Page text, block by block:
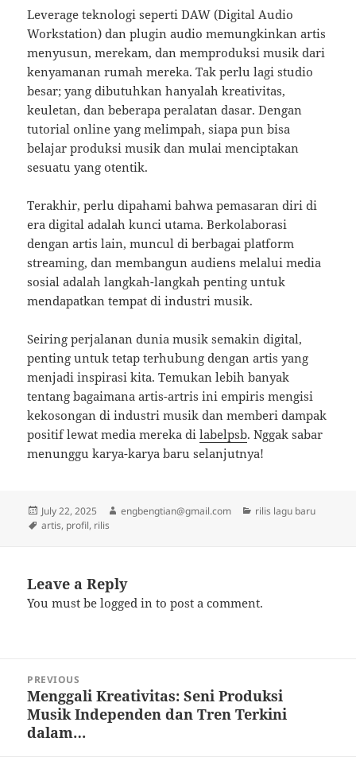
Leverage teknologi seperti DAW (Digital Audio
Workstation) dan plugin audio memungkinkan artis
menyusun, merekam, dan memproduksi musik dari
kenyamanan rumah mereka. Tak perlu lagi studio
besar; yang dibutuhkan hanyalah kreativitas,
keuletan, dan beberapa peralatan dasar. Dengan
tutorial online yang melimpah, siapa pun bisa
belajar produksi musik dan mulai menciptakan
sesuatu yang otentik.
Terakhir, perlu dipahami bahwa pemasaran diri di
era digital adalah kunci utama. Berkolaborasi
dengan artis lain, muncul di berbagai platform
streaming, dan membangun audiens melalui media
sosial adalah langkah-langkah penting untuk
mendapatkan tempat di industri musik.
Seiring perjalanan dunia musik semakin digital,
penting untuk tetap terhubung dengan artis yang
menjadi inspirasi kita. Temukan lebih banyak
tentang bagaimana artis-artris ini empiris mengisi
kekosongan di industri musik dan memberi dampak
positif lewat media mereka dilabelpsb. Nggak sabar
menunggu karya-karya baru selanjutnya!
Posted
on
July 22, 2025 Author
engbengtian@gmail.com Categories
rilis lagu baru
Tags
artis, profil, rilis
Leave a Reply
You must belogged in to post a comment.
navigation
PREVIOUS
Previous
post:
Menggali Kreativitas: Seni Produksi
Musik Independen dan Tren Terkini
dalam…